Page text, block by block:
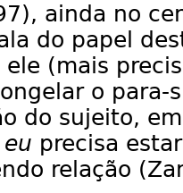
ainda no
do papel
ele (mais
o para-
do sujeito,
eu precisa
relação